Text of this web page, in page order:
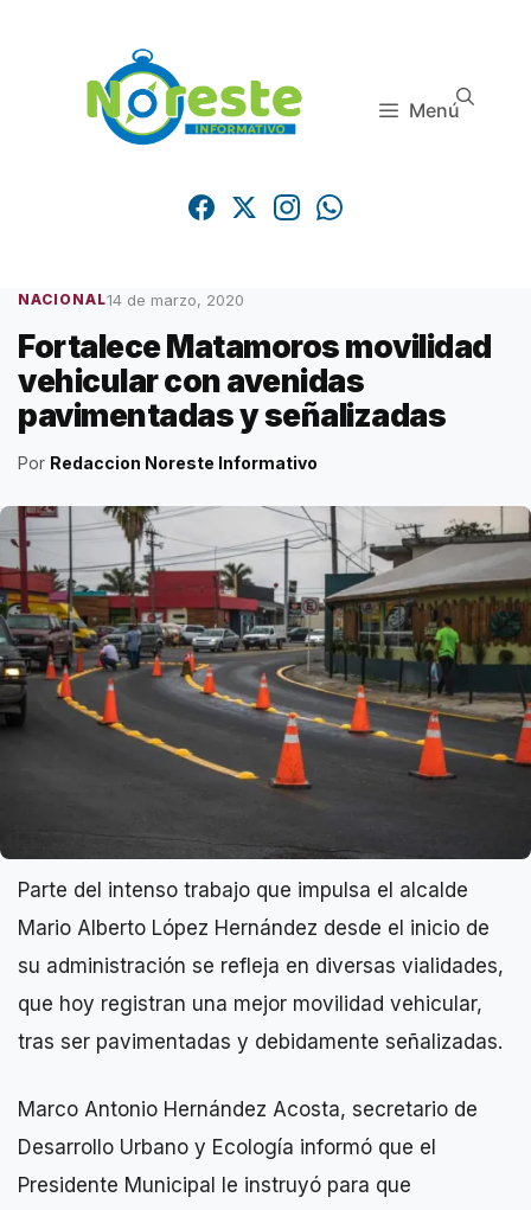
Menú
NACIONAL14 de marzo, 2020
Fortalece Matamoros movilidad
vehicular con avenidas
pavimentadas y señalizadas
Por Redaccion Noreste Informativo
Parte del intenso trabajo que impulsa el alcalde
Mario Alberto López Hernández desde el inicio de
su administración se refleja en diversas vialidades,
que hoy registran una mejor movilidad vehicular,
tras ser pavimentadas y debidamente señalizadas.
Marco Antonio Hernández Acosta, secretario de
Desarrollo Urbano y Ecología informó que el
Presidente Municipal le instruyó para que